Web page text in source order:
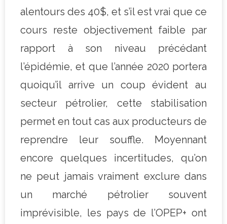
alentours des 40$, et s’il est vrai que ce
cours reste objectivement faible par
rapport à son niveau précédant
l’épidémie, et que l’année 2020 portera
quoiqu’il arrive un coup évident au
secteur pétrolier, cette stabilisation
permet en tout cas aux producteurs de
reprendre leur souffle. Moyennant
encore quelques incertitudes, qu’on
ne peut jamais vraiment exclure dans
un marché pétrolier souvent
imprévisible, les pays de l’OPEP+ ont